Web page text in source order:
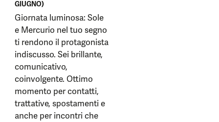
GIUGNO)
Giornata luminosa: Sole
e Mercurio nel tuo segno
ti rendono il protagonista
indiscusso. Sei brillante,
comunicativo,
coinvolgente. Ottimo
momento per contatti,
trattative, spostamenti e
anche per incontri che